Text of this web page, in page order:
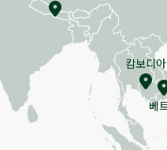
캄보디아
베